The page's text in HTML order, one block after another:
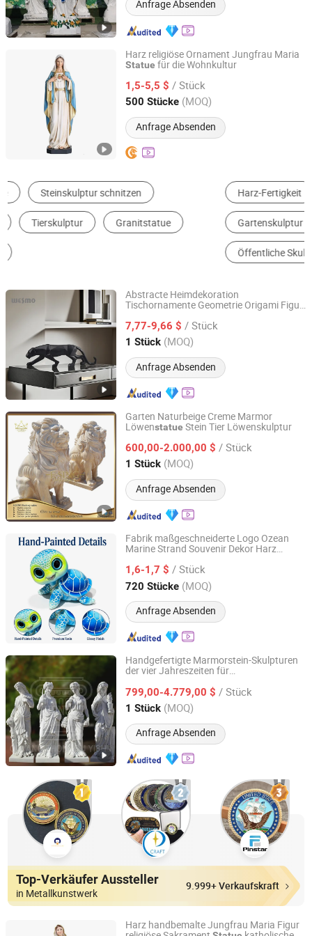
Anfrage Absenden
Harz religiöse Ornament Jungfrau Maria
Statue für die Wohnkultur
1,5-5,5 $ / Stück
500 Stücke (MOQ)
Anfrage Absenden
QUANZHOU NEW FANS ARTS & CRAFTS CO., LTD
Fujian, China Seit 2024
Harz-Fertigkeit Metallkunstwerk
Gartenskulptur Religiöse Skulptur
Andere Schnitzereien und Skulpturen
Abstracte Heimdekoration
Tischornamente Geometrie Origami Figur
7,77-9,66 $ / Stück
1 Stück (MOQ)
Anfrage Absenden
Wesmo Industries Limited
Guangdong, China Seit 2008
Garten Naturbeige Creme Marmor
Löwenstatue Stein Tier Löwenskulptur
600,00-2.000,00 $ / Stück
1 Stück (MOQ)
Anfrage Absenden
Tianjin Esing Arts Gallery Co., Ltd.
Tianjin, China Seit 2021
Fabrik maßgeschneiderte Logo Ozean
Marine Strand Souvenir Dekor Harz
Meeresschildkröte
1,6-1,7 $ / Stück
720 Stücke (MOQ)
Anfrage Absenden
Xiamen D&Q Import and Export Co., Limited
Fujian, China Seit 2022
Handgefertigte Marmorstein-Skulpturen
der vier Jahreszeiten für
799,00-4.779,00 $ / Stück
1 Stück (MOQ)
Anfrage Absenden
Quyang Zhongou Yishu Marble Sculpture Manufactory
Hebei, China Seit 2017
Top-Verkäufer Aussteller
in Metallkunstwerk
9.999+ Verkaufskraft
Harz handbemalte Jungfrau Maria Figur